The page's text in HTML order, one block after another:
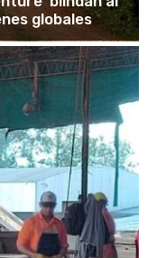
globales